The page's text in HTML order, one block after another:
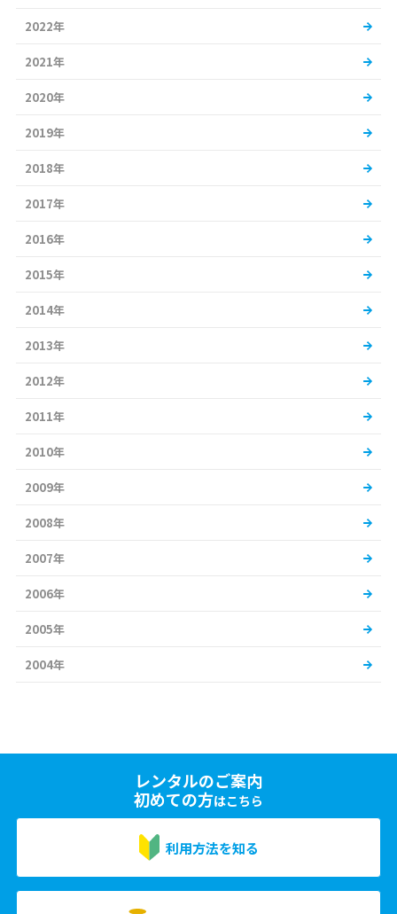
2022年
2021年
2020年
2019年
2018年
2017年
2016年
2015年
2014年
2013年
2012年
2011年
2010年
2009年
2008年
2007年
2006年
2005年
2004年
レンタルのご案内
初めての方はこちら
利用方法を知る